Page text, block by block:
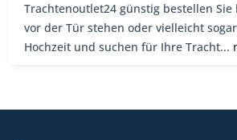
Trachtenoutlet24 günstig bestellen Sie
vor der Tür stehen oder vielleicht
Hochzeit und suchen für Ihre Tracht...